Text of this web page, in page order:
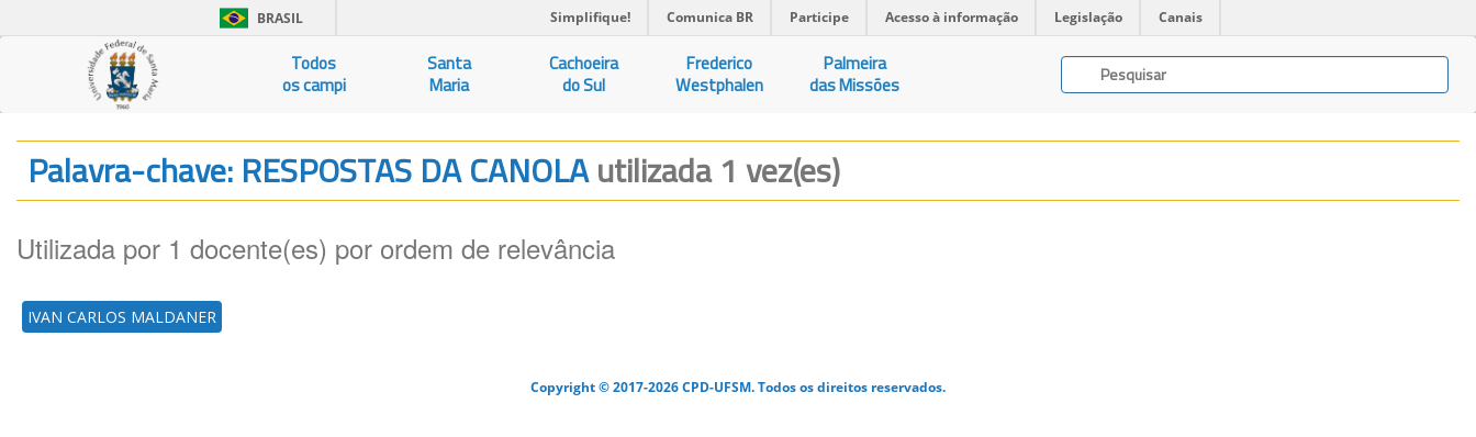
BRASIL Simplifique! Comunica BR Participe Acesso à informação Legislação Canais
Todos
os campi
Santa
Maria
Cachoeira
do Sul
Frederico
Westphalen
Palmeira
das Missões
Palavra-chave: RESPOSTAS DA CANOLAutilizada 1 vez(es)
Utilizada por 1 docente(es) por ordem de relevância
IVAN CARLOS MALDANER
Copyright © 2017-2026 CPD-UFSM. Todos os direitos reservados.